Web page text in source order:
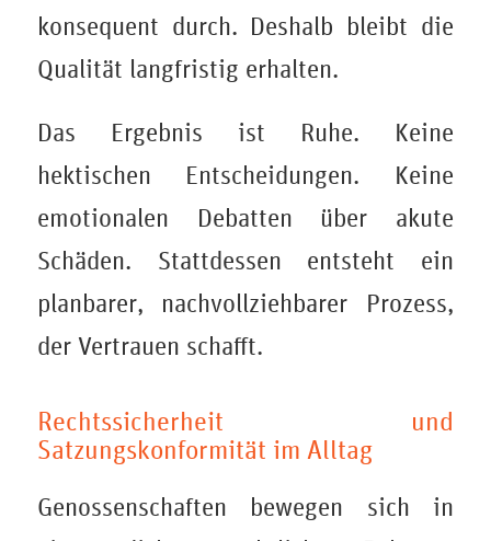
konsequent durch. Deshalb bleibt die
Qualität langfristig erhalten.
Das Ergebnis ist Ruhe. Keine
hektischen Entscheidungen. Keine
emotionalen Debatten über akute
Schäden. Stattdessen entsteht ein
planbarer, nachvollziehbarer Prozess,
der Vertrauen schafft.
Rechtssicherheit und
Satzungskonformität im Alltag
Genossenschaften bewegen sich in